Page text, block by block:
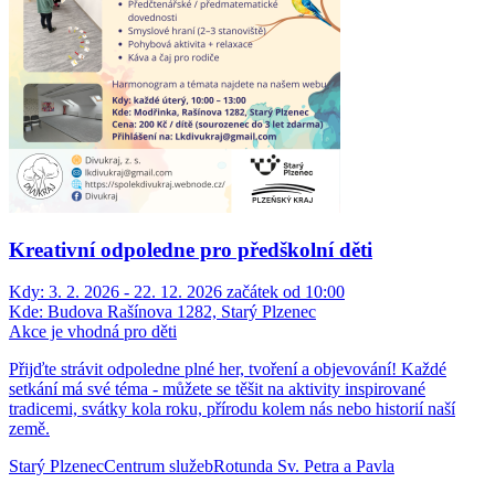
Kreativní odpoledne pro předškolní děti
Kdy: 3. 2. 2026 - 22. 12. 2026 začátek od 10:00
Kde: Budova Rašínova 1282, Starý Plzenec
Akce je vhodná pro děti
Přijďte strávit odpoledne plné her, tvoření a objevování! Každé
setkání má své téma - můžete se těšit na aktivity inspirované
tradicemi, svátky kola roku, přírodu kolem nás nebo historií naší
země.
Starý PlzenecCentrum služebRotunda Sv. Petra a Pavla